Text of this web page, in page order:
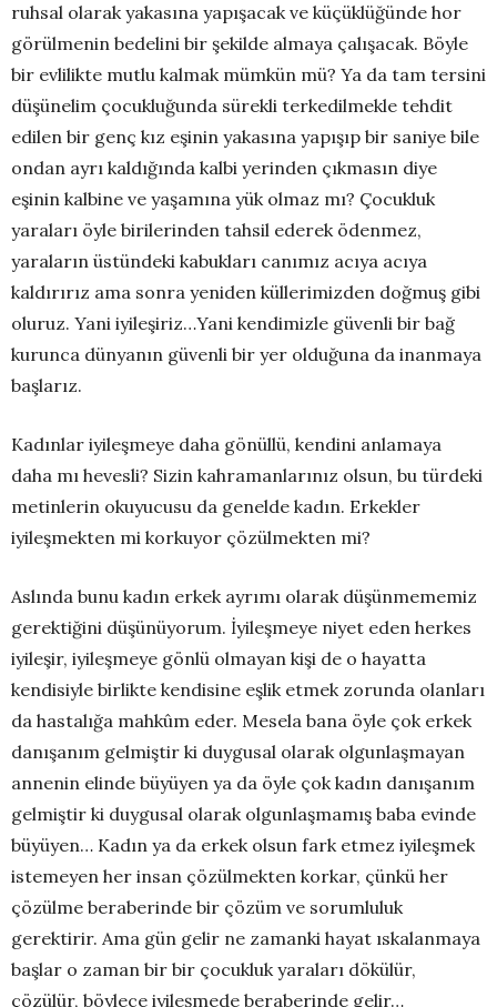
ruhsal olarak yakasına yapışacak ve küçüklüğünde hor
görülmenin bedelini bir şekilde almaya çalışacak. Böyle
bir evlilikte mutlu kalmak mümkün mü? Ya da tam tersini
düşünelim çocukluğunda sürekli terkedilmekle tehdit
edilen bir genç kız eşinin yakasına yapışıp bir saniye bile
ondan ayrı kaldığında kalbi yerinden çıkmasın diye
eşinin kalbine ve yaşamına yük olmaz mı? Çocukluk
yaraları öyle birilerinden tahsil ederek ödenmez,
yaraların üstündeki kabukları canımız acıya acıya
kaldırırız ama sonra yeniden küllerimizden doğmuş gibi
oluruz. Yani iyileşiriz…Yani kendimizle güvenli bir bağ
kurunca dünyanın güvenli bir yer olduğuna da inanmaya
başlarız.
Kadınlar iyileşmeye daha gönüllü, kendini anlamaya
daha mı hevesli? Sizin kahramanlarınız olsun, bu türdeki
metinlerin okuyucusu da genelde kadın. Erkekler
iyileşmekten mi korkuyor çözülmekten mi?
Aslında bunu kadın erkek ayrımı olarak düşünmememiz
gerektiğini düşünüyorum. İyileşmeye niyet eden herkes
iyileşir, iyileşmeye gönlü olmayan kişi de o hayatta
kendisiyle birlikte kendisine eşlik etmek zorunda olanları
da hastalığa mahkûm eder. Mesela bana öyle çok erkek
danışanım gelmiştir ki duygusal olarak olgunlaşmayan
annenin elinde büyüyen ya da öyle çok kadın danışanım
gelmiştir ki duygusal olarak olgunlaşmamış baba evinde
büyüyen… Kadın ya da erkek olsun fark etmez iyileşmek
istemeyen her insan çözülmekten korkar, çünkü her
çözülme beraberinde bir çözüm ve sorumluluk
gerektirir. Ama gün gelir ne zamanki hayat ıskalanmaya
başlar o zaman bir bir çocukluk yaraları dökülür,
çözülür, böylece iyileşmede beraberinde gelir…